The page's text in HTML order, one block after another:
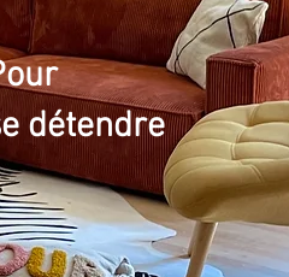
détendre